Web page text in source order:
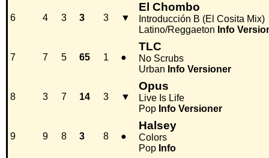
6 4 3 3 3 ▼
El Chombo
Introducción B (El Cosita Mix)
Latino/Reggaeton Info
7 7 5 65 1 ●
TLC
No Scrubs
Urban Info Versioner
8 3 7 14 3 ▼
Opus
Live Is Life
Pop Info Versioner
9 9 8 3 8 ●
Halsey
Colors
Pop Info